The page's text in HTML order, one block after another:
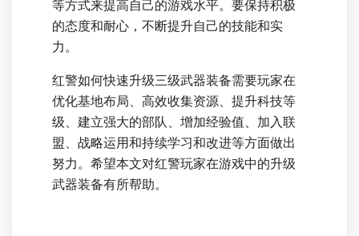
等方式来提高自己的游戏水平。要保持积极
的态度和耐心，不断提升自己的技能和实
力。
红警如何快速升级三级武器装备需要玩家在
优化基地布局、高效收集资源、提升科技等
级、建立强大的部队、增加经验值、加入联
盟、战略运用和持续学习和改进等方面做出
努力。希望本文对红警玩家在游戏中的升级
武器装备有所帮助。